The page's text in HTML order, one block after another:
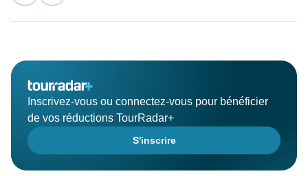
Inscrivez-vous ou connectez-vous pour bénéficier
de vos réductions TourRadar+
S'inscrire